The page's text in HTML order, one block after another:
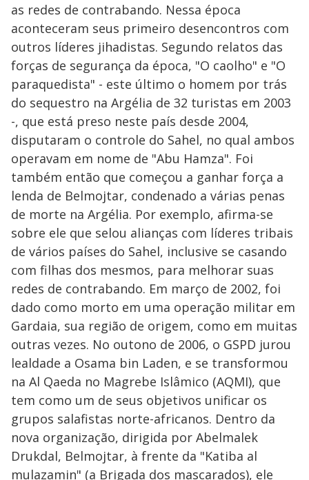
as redes de contrabando. Nessa época
aconteceram seus primeiro desencontros com
outros líderes jihadistas. Segundo relatos das
forças de segurança da época, "O caolho" e "O
paraquedista" - este último o homem por trás
do sequestro na Argélia de 32 turistas em 2003
-, que está preso neste país desde 2004,
disputaram o controle do Sahel, no qual ambos
operavam em nome de "Abu Hamza". Foi
também então que começou a ganhar força a
lenda de Belmojtar, condenado a várias penas
de morte na Argélia. Por exemplo, afirma-se
sobre ele que selou alianças com líderes tribais
de vários países do Sahel, inclusive se casando
com filhas dos mesmos, para melhorar suas
redes de contrabando. Em março de 2002, foi
dado como morto em uma operação militar em
Gardaia, sua região de origem, como em muitas
outras vezes. No outono de 2006, o GSPD jurou
lealdade a Osama bin Laden, e se transformou
na Al Qaeda no Magrebe Islâmico (AQMI), que
tem como um de seus objetivos unificar os
grupos salafistas norte-africanos. Dentro da
nova organização, dirigida por Abelmalek
Drukdal, Belmojtar, à frente da "Katiba al
mulazamin" (a Brigada dos mascarados), ele